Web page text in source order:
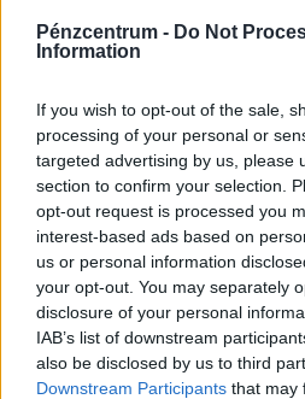
Pénzcentrum - Do Not
Information
If you wish to opt-out of the sale,
processing of your personal or
targeted advertising by us, please
section to confirm your selection.
opt-out request is processed you
interest-based ads based on
us or personal information
your opt-out. You may separately
disclosure of your personal
IAB’s list of downstream
also be disclosed by us to third
Downstream Participants that may
2026. augusztus 10.
Durva drágulás jöhet a
ráfázhat minden magyar,
végrehajtókkal